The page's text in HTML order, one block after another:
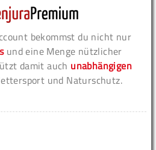
bekommst du nicht nur
und eine Menge nützlicher
damit auch unabhängigen
und Naturschutz.